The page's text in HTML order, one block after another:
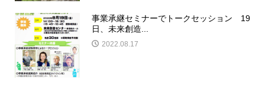
事業承継セミナーでトークセッション 19
日、未来創造...
2022.08.17